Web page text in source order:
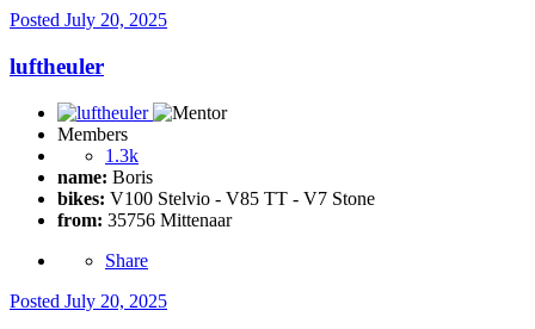
Posted July 20, 2025
luftheuler
Members
1.3k
name: Boris
bikes: V100 Stelvio - V85 TT - V7 Stone
from: 35756 Mittenaar
Share
Posted July 20, 2025